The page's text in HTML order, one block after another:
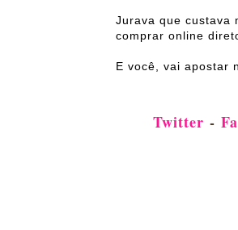
Jurava que custava
comprar online
E você, vai apostar
Twitter -